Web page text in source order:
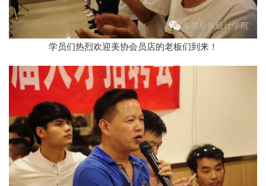
学员们热烈欢迎美协会员店的老板们到来！